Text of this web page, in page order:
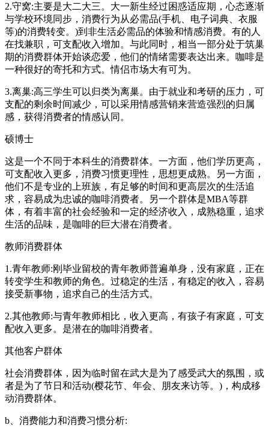
2.守窝:主要是大二大三。大一新生经过困惑适应期，心态逐渐
与学校环境同步，消费行为从必需品(手机、电子词典、衣服
等)的消费转变。)到非生活必需品的体验和情感消费。有的人
在找兼职，可支配收入增加。与此同时，相当一部分处于筑巢
期的消费群体开始谈恋爱，他们的情绪需要表达出来。咖啡是
一种很好的寄托和方式。情侣市场大有可为。
3.离巢:高三学生可以归类为离巢。由于就业和考研的压力，可
支配的剩余时间减少，可以采用情感营销来营造强烈的归属
感，获得消费者的情感认同。
硕博士
这是一个不同于本科生的消费群体。一方面，他们学历更高，
可支配收入更多，消费习惯更理性，思想更成熟。另一方面，
他们不是专业的上班族，有足够的时间和更高层次的生活追
求，容易成为忠诚的咖啡消费者。另一个群体是MBA等群
体，有着丰富的社会经验和一定的经济收入，成熟稳重，追求
生活的品味，是咖啡的巨大潜在消费者。
教师消费群体
1.青年教师:刚毕业留校的青年教师普遍单身，没有家庭，正在
转变学生和教师的角色。过稳定的生活，有稳定的收入，容易
接受新事物，追求自己的生活方式。
2.其他教师:与青年教师相比，收入更高，有孩子有家庭，可支
配收入更多。是潜在的咖啡消费者。
其他客户群体
社会消费群体，因为临时留在武大是为了感受武大的氛围，或
者是为了节日和活动(樱花节、年会、朋友来访等。)，构成移
动消费群体。
b、消费能力和消费习惯分析: